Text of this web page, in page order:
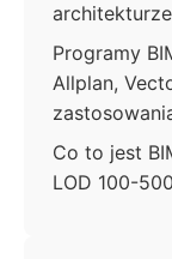
Programy
Allplan,
Co to jest
LOD 100-